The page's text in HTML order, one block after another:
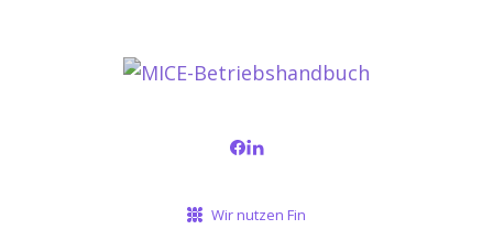
Wir nutzen Fin